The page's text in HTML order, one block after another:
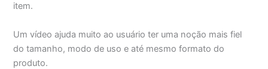
item.
Um vídeo ajuda muito ao usuário ter uma noção mais fiel
do tamanho, modo de uso e até mesmo formato do
produto.